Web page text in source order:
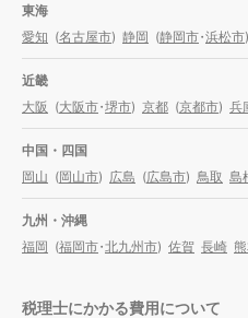
東海
愛知 (名古屋市) 静岡 (静岡市・浜松市)
近畿
大阪 (大阪市・堺市) 京都 (京都市) 兵
中国・四国
岡山 (岡山市) 広島 (広島市) 鳥取 島
九州・沖縄
福岡 (福岡市・北九州市) 佐賀 長崎
税理士にかかる費用について